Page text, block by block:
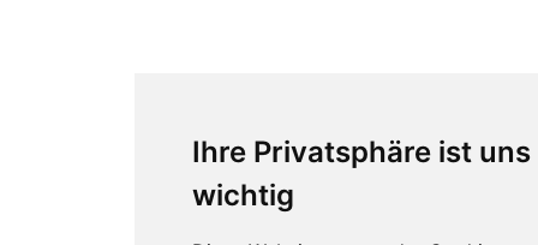
Ihre Privatsphäre ist uns
wichtig